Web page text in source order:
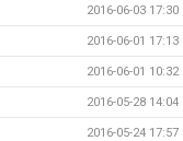
2016-06-03 17:30
2016-06-01 17:13
2016-06-01 10:32
2016-05-28 14:04
2016-05-24 17:57